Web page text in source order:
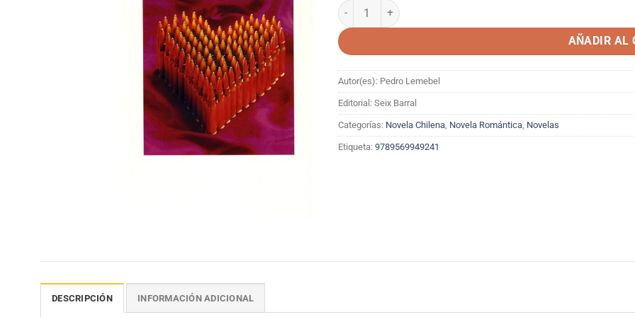
TENGO MIEDO TORERO cantidad
AÑADIR AL
Autor(es): Pedro Lemebel
Editorial: Seix Barral
Categorías: Novela Chilena Novela Romántica Novelas
Etiqueta: 9789569949241
DESCRIPCIÓN INFORMACIÓN ADICIONAL